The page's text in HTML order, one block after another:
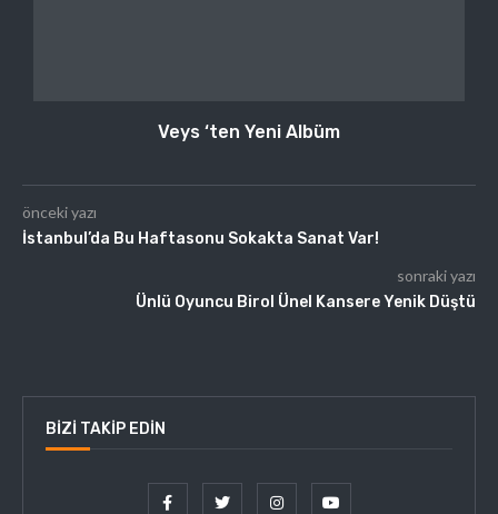
Veys ‘ten Yeni Albüm
önceki yazı
İstanbul’da Bu Haftasonu Sokakta Sanat Var!
sonraki yazı
Ünlü Oyuncu Birol Ünel Kansere Yenik Düştü
BIZI TAKIP EDIN